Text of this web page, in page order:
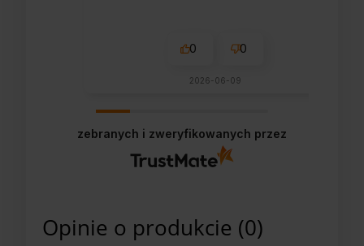
0 0
2026-06-09
zebranych i zweryfikowanych przez
Opinie o produkcie (0)